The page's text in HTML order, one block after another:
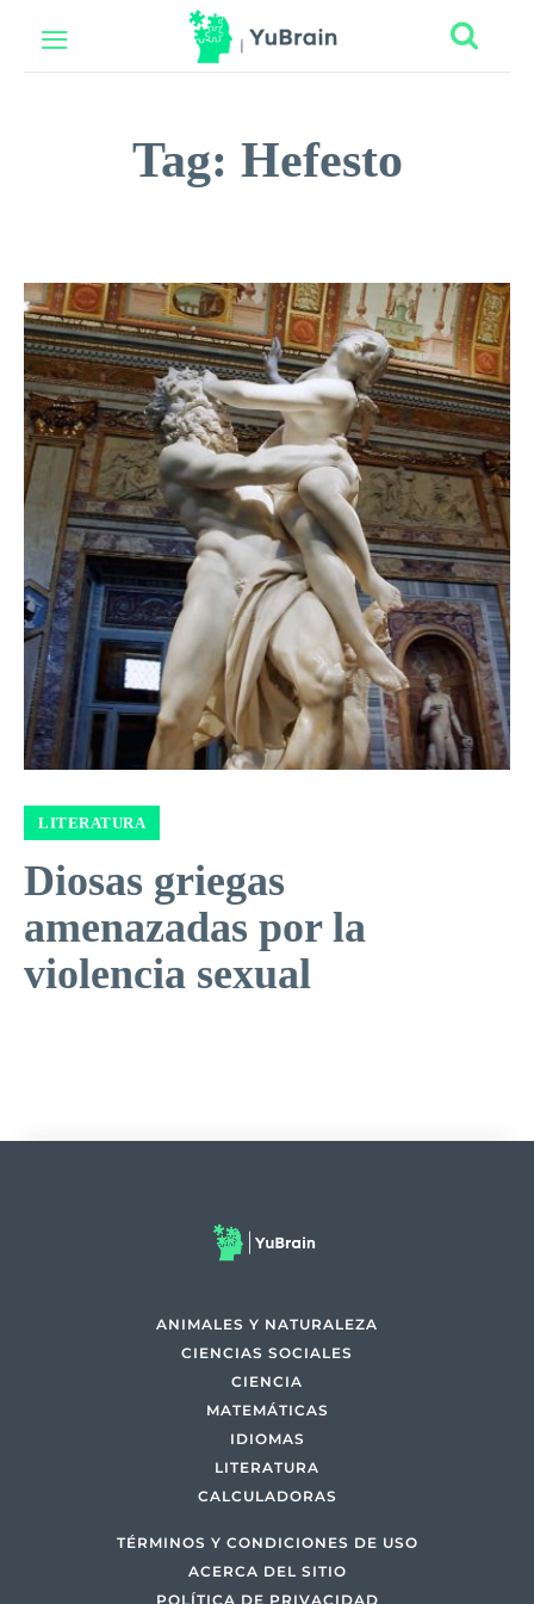
Tag: Hefesto
LITERATURA
Diosas griegas
amenazadas por la
violencia sexual
ANIMALES Y NATURALEZA
CIENCIAS SOCIALES
CIENCIA
MATEMÁTICAS
IDIOMAS
LITERATURA
CALCULADORAS
TÉRMINOS Y CONDICIONES DE USO
ACERCA DEL SITIO
POLÍTICA DE PRIVACIDAD